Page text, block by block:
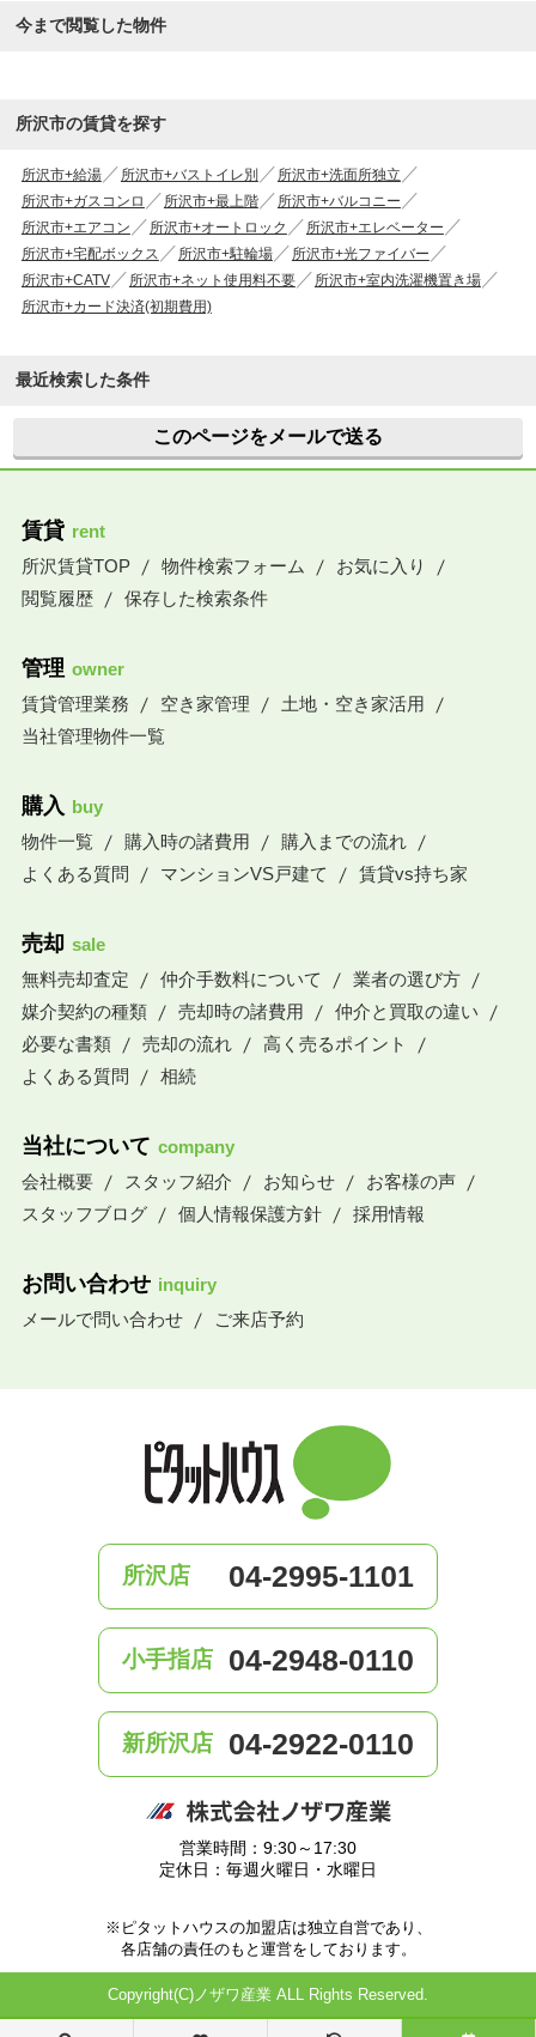
今まで閲覧した物件
所沢市の賃貸を探す
所沢市+給湯 所沢市+バストイレ別
所沢市+洗面所独立
所沢市+ガスコンロ
所沢市+最上階
所沢市+バルコニー
所沢市+エアコン
所沢市+オートロック
所沢市+エレベーター
所沢市+宅配ボックス
所沢市+駐輪場
所沢市+光ファイバー
所沢市+CATV
所沢市+ネット使用料不要
所沢市+室内洗濯機置き場
所沢市+カード決済(初期費用)
最近検索した条件
このページをメールで送る
賃貸 rent
所沢賃貸TOP
物件検索フォーム
お気に入り
閲覧履歴
保存した検索条件
管理 owner
賃貸管理業務
空き家管理
土地・空き家活用
当社管理物件一覧
購入 buy
物件一覧
購入時の諸費用
購入までの流れ
よくある質問
マンションVS戸建て 賃貸vs持ち家
売却 sale
無料売却査定
仲介手数料について
業者の選び方
媒介契約の種類
売却時の諸費用
仲介と買取の違い
必要な書類
売却の流れ
高く売るポイント
よくある質問
相続
当社について company
会社概要
スタッフ紹介 お知らせ
お客様の声
スタッフブログ
個人情報保護方針 採用情報
お問い合わせ inquiry
メールで問い合わせ
ご来店予約
所沢店 04-2995-1101
小手指店 04-2948-0110
新所沢店 04-2922-0110
営業時間：9:30～17:30
定休日：毎週火曜日・水曜日
※ピタットハウスの加盟店は独立自営であり、
各店舗の責任のもと運営をしております。
Copyright(C)ノザワ産業 ALL Rights Reserved.